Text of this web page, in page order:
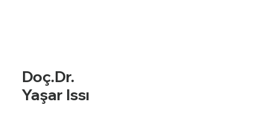
Doç.Dr.
Yaşar Issı